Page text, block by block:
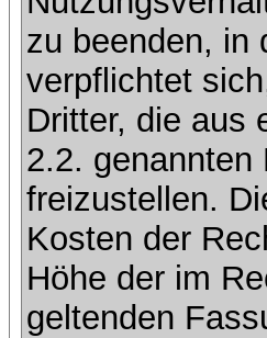
zu beenden, in
verpflichtet
Dritter, die aus
2.2. genannten
freizustellen.
Kosten der
Höhe der im
geltenden